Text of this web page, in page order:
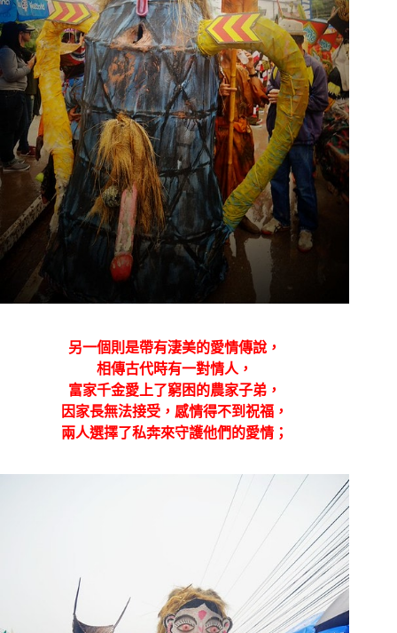
另一個則是帶有淒美的愛情傳說，
相傳古代時有一對情人，
富家千金愛上了窮困的農家子弟，
因家長無法接受，感情得不到祝福，
兩人選擇了私奔來守護他們的愛情；